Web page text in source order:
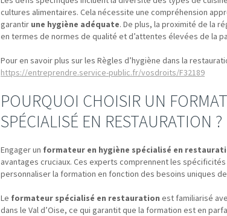
cultures alimentaires. Cela nécessite une compréhension
garantir une hygiène adéquate. De plus, la proximité de la
en termes de normes de qualité et d’attentes élevées de la
Pour en savoir plus sur les Règles d’hygiène dans la
https://entreprendre.service-public.fr/vosdroits/F32189
POURQUOI CHOISIR UN
SPÉCIALISÉ EN RESTAURATION ?
Engager un formateur en hygiène spécialisé en
avantages cruciaux. Ces experts comprennent les
personnaliser la formation en fonction des besoins uniques
Le formateur spécialisé en restauration est familiarisé
dans le Val d’Oise, ce qui garantit que la formation est en